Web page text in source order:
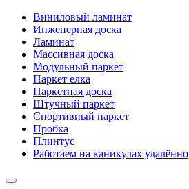
Виниловый ламинат
Инженерная доска
Ламинат
Массивная доска
Модульный паркет
Паркет елка
Паркетная доска
Штучный паркет
Спортивный паркет
Пробка
Плинтус
Работаем на каникулах удалённо